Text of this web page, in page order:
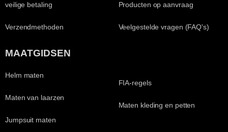
veilige betaling
Verzendmethoden
Producten op aanvraag
Veelgestelde vragen (FAQ's)
MAATGIDSEN
Helm maten
Maten van laarzen
Jumpsuit maten
FIA-regels
Maten kleding en petten